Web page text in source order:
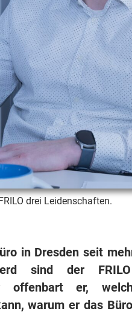
drei Leidenschaften.
in Dresden seit
sind der
offenbart er,
warum er das